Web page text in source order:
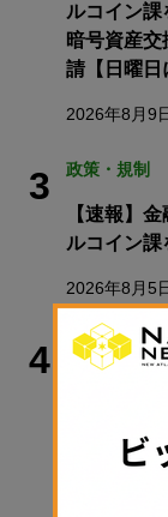
ルコイン
暗号資産
請【日曜日
2026年8月9
3 政策・規制
【速報】
ルコイン課
2026年8月5
4 政策・規制